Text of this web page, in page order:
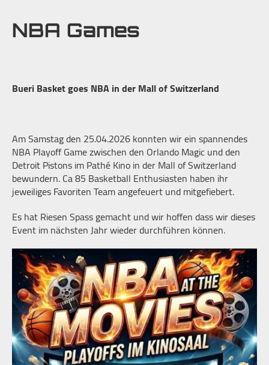
NBA Games
Bueri Basket goes NBA in der Mall of Switzerland
Am Samstag den 25.04.2026 konnten wir ein spannendes
NBA Playoff Game zwischen den Orlando Magic und den
Detroit Pistons im Pathé Kino in der Mall of Switzerland
bewundern. Ca 85 Basketball Enthusiasten haben ihr
jeweiliges Favoriten Team angefeuert und mitgefiebert.
Es hat Riesen Spass gemacht und wir hoffen dass wir dieses
Event im nächsten Jahr wieder durchführen können.